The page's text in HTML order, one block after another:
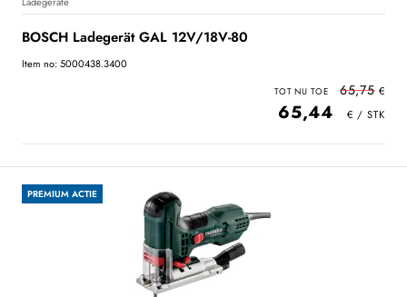
BOSCH Ladegerät GAL 12V/18V-80
Item no: 5000438.3400
65,75
65,44
PREMIUM ACTIE